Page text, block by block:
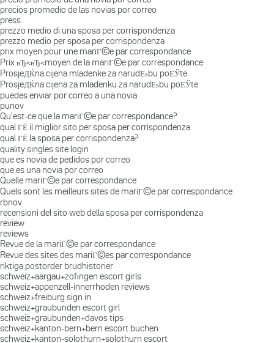
precios promedio de las novias por correo
press
prezzo medio di una sposa per corrispondenza
prezzo medio per sposa per corrispondenza
prix moyen pour une mariГ©e par correspondance
Prix вЂ‹вЂ‹moyen de la mariГ©e par correspondance
ProsjeДЌna cijena mladenke za narudЕѕbu poЕЎte
ProsjeДЌna cijena za mladenku za narudЕѕbu poЕЎte
puedes enviar por correo a una novia
punov
Qu'est-ce que la mariГ©e par correspondance?
qual ГЁ il miglior sito per sposa per corrispondenza
qual ГЁ la sposa per corrispondenza?
quality singles site login
que es novia de pedidos por correo
que es una novia por correo
Quelle mariГ©e par correspondance
Quels sont les meilleurs sites de mariГ©e par correspondance
rbnov
recensioni del sito web della sposa per corrispondenza
review
reviews
Revue de la mariГ©e par correspondance
Revue des sites des mariГ©es par correspondance
riktiga postorder brudhistorier
schweiz+aargau+zofingen escort girls
schweiz+appenzell-innerrhoden reviews
schweiz+freiburg sign in
schweiz+graubunden escort girl
schweiz+graubunden+davos tips
schweiz+kanton-bern+bern escort buchen
schweiz+kanton-solothurn+solothurn escort